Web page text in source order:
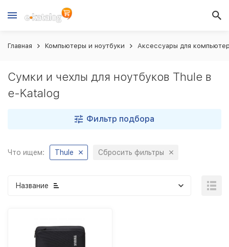
Главная Компьютеры и ноутбуки Аксессуары для
Сумки и чехлы для ноутбуков Thule в
e-Katalog
Фильтр подбора
Что ищем: Thule Сбросить фильтры
Название